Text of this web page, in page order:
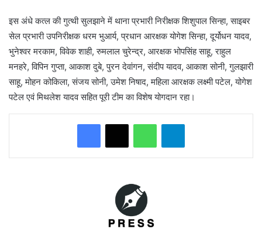
इस अंधे कत्ल की गुत्थी सुलझाने में थाना प्रभारी निरीक्षक शिशुपाल सिन्हा, साइबर
सेल प्रभारी उपनिरीक्षक धरम भुआर्य, प्रधान आरक्षक योगेश सिन्हा, दूर्योधन यादव,
भुनेश्वर मरकाम, विवेक शाही, रुमलाल चुरेन्द्र, आरक्षक भोपसिंह साहू, राहुल
मनहरे, विपिन गुप्ता, आकाश दुबे, पुरन देवांगन, संदीप यादव, आकाश सोनी, गुलझारी
साहू, मोहन कोकिला, संजय सोनी, उमेश निषाद, महिला आरक्षक लक्ष्मी पटेल, योगेश
पटेल एवं मिथलेश यादव सहित पूरी टीम का विशेष योगदान रहा।